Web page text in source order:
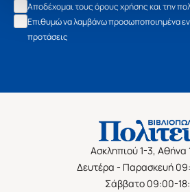
Αποδέχομαι τους όρους χρήσης και την
Επιθυμώ να λαμβάνω προσωποποιημένα
προτάσεις
Ασκληπιού 1-3, Αθήνα
Δευτέρα - Παρασκευή
Σάββατο 09:00-